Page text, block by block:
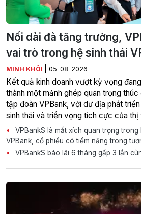
Nối dài đà tăng trưởng,
vai trò trong hệ sinh thái
MINH KHÔI 05-08-2026
Kết quả kinh doanh vượt kỳ vọng
thành một mảnh ghép quan trọng
tập đoàn VPBank, với dư địa phát
sinh thái và triển vọng tích cực của
VPBankS là mắt xích quan trọng
VPBank, cổ phiếu có tiềm năng trong
VPBankS báo lãi 6 tháng gấp 3 lần